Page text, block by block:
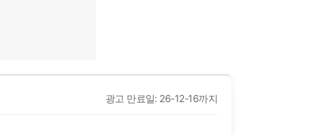
광고 만료일: 26-12-16까지